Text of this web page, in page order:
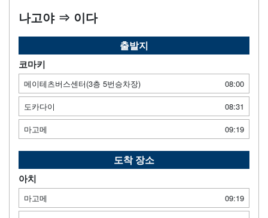
나고야 ⇒ 이다
출발지
코마키
메이테츠버스센터(3층 5번승차장)
08:00
도카다이
08:31
마고메
09:19
도착 장소
아치
마고메
09:19